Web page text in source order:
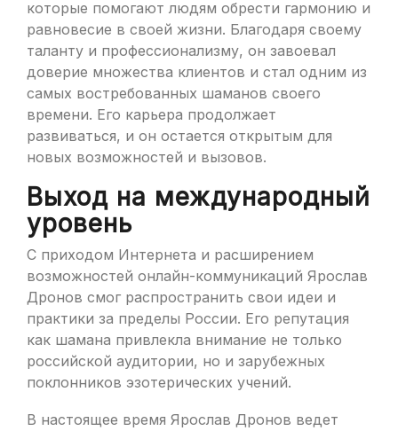
которые помогают людям обрести гармонию и
равновесие в своей жизни. Благодаря своему
таланту и профессионализму, он завоевал
доверие множества клиентов и стал одним из
самых востребованных шаманов своего
времени. Его карьера продолжает
развиваться, и он остается открытым для
новых возможностей и вызовов.
Выход на международный
уровень
С приходом Интернета и расширением
возможностей онлайн-коммуникаций Ярослав
Дронов смог распространить свои идеи и
практики за пределы России. Его репутация
как шамана привлекла внимание не только
российской аудитории, но и зарубежных
поклонников эзотерических учений.
В настоящее время Ярослав Дронов ведет